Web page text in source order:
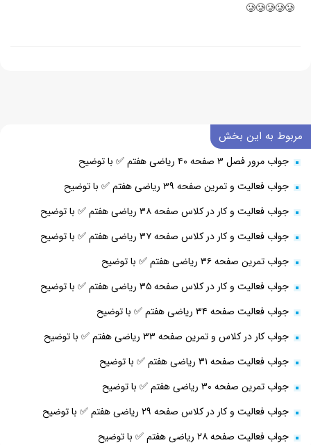
🥲🥲🥲🥲🥲
مربوط به این بخش
جواب مرور فصل ۳ صفحه ۴۰ ریاضی هفتم ✅ با توضیح
جواب فعالیت و تمرین صفحه ۳۹ ریاضی هفتم ✅ با توضیح
جواب فعالیت و کار در کلاس صفحه ۳۸ ریاضی هفتم ✅ با توضیح
جواب فعالیت و کار در کلاس صفحه ۳۷ ریاضی هفتم ✅ با توضیح
جواب تمرین صفحه ۳۶ ریاضی هفتم ✅ با توضیح
جواب فعالیت و کار در کلاس صفحه ۳۵ ریاضی هفتم ✅ با توضیح
جواب فعالیت صفحه ۳۴ ریاضی هفتم ✅ با توضیح
جواب کار در کلاس و تمرین صفحه ۳۳ ریاضی هفتم ✅ با توضیح
جواب فعالیت صفحه ۳۱ ریاضی هفتم ✅ با توضیح
جواب تمرین صفحه ۳۰ ریاضی هفتم ✅ با توضیح
جواب فعالیت و کار در کلاس صفحه ۲۹ ریاضی هفتم ✅ با توضیح
جواب فعالیت صفحه ۲۸ ریاضی هفتم ✅ با توضیح